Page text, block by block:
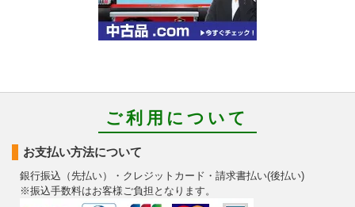
ご利用について
お支払い方法について
銀行振込（先払い）・クレジットカード・請求書払い(後払い)
※振込手数料はお客様ご負担となります。